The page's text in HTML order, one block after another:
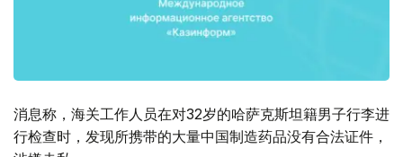
消息称，海关工作人员在对32岁的哈萨克斯坦籍男子行李进
行检查时，发现所携带的大量中国制造药品没有合法证件，